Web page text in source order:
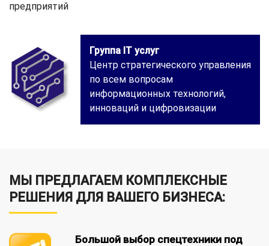
предприятий
Группа IT услуг
Центр стратегического управления
по всем вопросам
информационных технологий,
инноваций и цифровизации
МЫ ПРЕДЛАГАЕМ КОМПЛЕКСНЫЕ
РЕШЕНИЯ ДЛЯ ВАШЕГО БИЗНЕСА:
Большой выбор спецтехники под